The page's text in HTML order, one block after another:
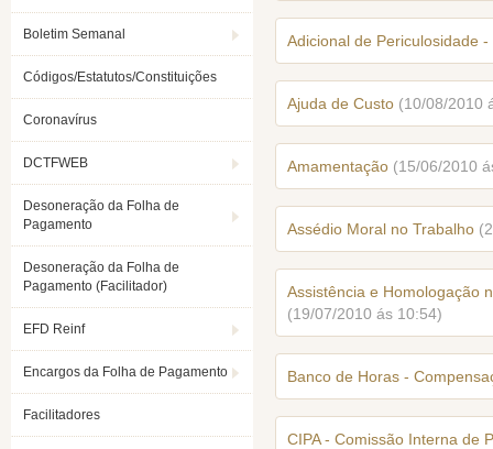
Boletim Semanal
Códigos/Estatutos/Constituições
Coronavírus
DCTFWEB
Desoneração da Folha de
Pagamento
Desoneração da Folha de
Pagamento (Facilitador)
EFD Reinf
Encargos da Folha de Pagamento
Facilitadores
Adicional de Periculosidade
Ajuda de Custo (10/08/2010
Amamentação (15/06/2010
Assédio Moral no Trabalho
Assistência e Homologação
(19/07/2010 ás 10:54)
Banco de Horas -
CIPA - Comissão Interna de